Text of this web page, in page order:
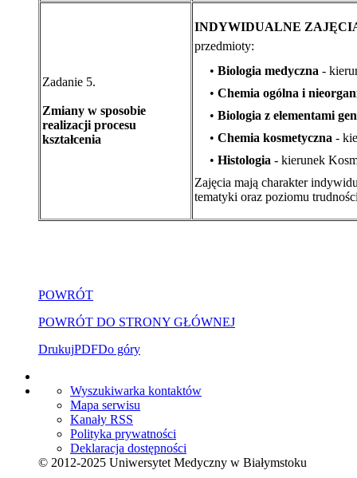
Zadanie 5.
Zmiany w sposobie
realizacji procesu
kształcenia
INDYWIDUALNE
przedmioty:
• Biologia medyczna -
• Chemia ogólna i
• Biologia z elementami
• Chemia kosmetyczna -
• Histologia - kierunek
Zajęcia mają charakter
tematyki oraz poziomu
POWRÓT
POWRÓT DO STRONY GŁÓWNEJ
DrukujPDFDo góry
Wyszukiwarka kontaktów
Mapa serwisu
Kanały RSS
Polityka prywatności
Deklaracja dostępności
© 2012-2025 Uniwersytet Medyczny w Białymstoku